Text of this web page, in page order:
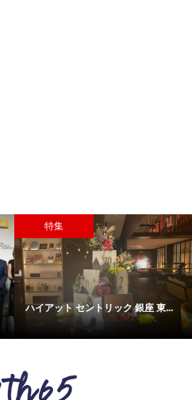
特集
ハイアット セントリック 銀座 東...